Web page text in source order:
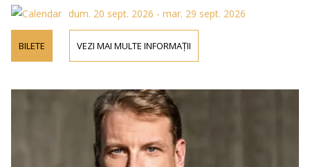
dum. 20 sept. 2026 - mar. 29 sept. 2026
BILETE VEZI MAI MULTE INFORMAȚII